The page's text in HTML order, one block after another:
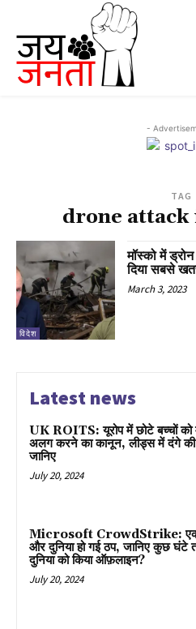
-
TAG
drone attack
विदेश
मॉस्को में
दिया सबसे
March 3, 2023
Latest news
UK ROITS: यूरोप में छोटे बच्चों को
अलग करने का कानून, लीड्स में दंगे की
जानिए
July 20, 2024
Microsoft CrowdStrike:
और दुनिया हो गई ठप, जानिए कुछ घंटे
दुनिया को किया ऑफ़लाइन?
July 20, 2024